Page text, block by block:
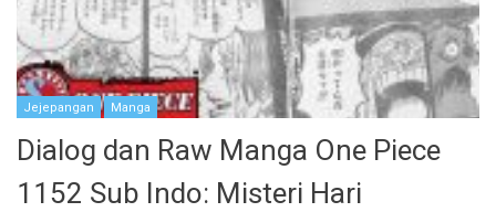
Jejepangan Manga
Dialog dan Raw Manga One Piece
1152 Sub Indo: Misteri Hari